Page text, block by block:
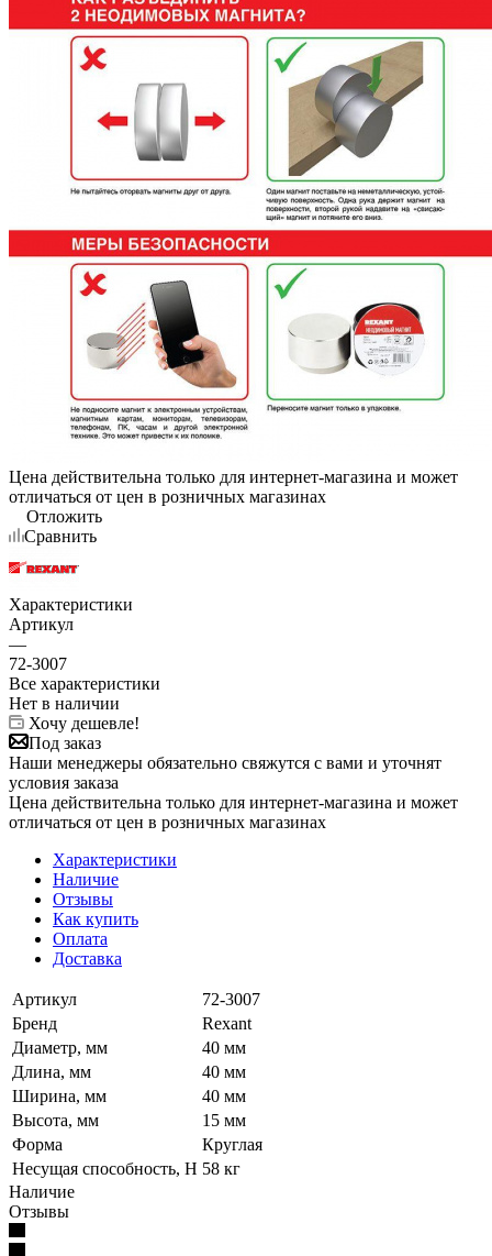
Цена действительна только для интернет-магазина и может
отличаться от цен в розничных магазинах
Отложить
Сравнить
Характеристики
Артикул
—
72-3007
Все характеристики
Нет в наличии
Хочу дешевле!
Под заказ
Наши менеджеры обязательно свяжутся с вами и уточнят
условия заказа
Цена действительна только для интернет-магазина и может
отличаться от цен в розничных магазинах
Характеристики
Наличие
Отзывы
Как купить
Оплата
Доставка
Артикул
72-3007
Бренд
Rexant
Диаметр, мм
40 мм
Длина, мм
40 мм
Ширина, мм
40 мм
Высота, мм
15 мм
Форма
Круглая
Несущая способность, Н 58 кг
Наличие
Отзывы